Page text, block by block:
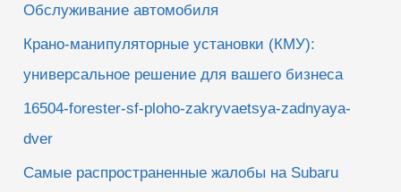
Обслуживание автомобиля
Крано-манипуляторные установки (КМУ):
универсальное решение для вашего бизнеса
16504-forester-sf-ploho-zakryvaetsya-zadnyaya-
dver
Самые распространенные жалобы на Subaru